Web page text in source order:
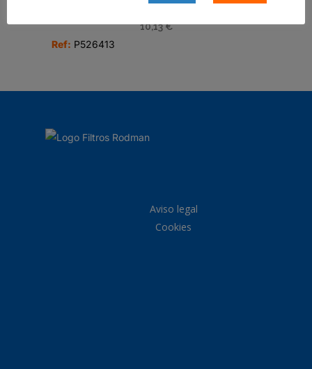
10,13€
Ref: P526413
Aviso legal
Cookies